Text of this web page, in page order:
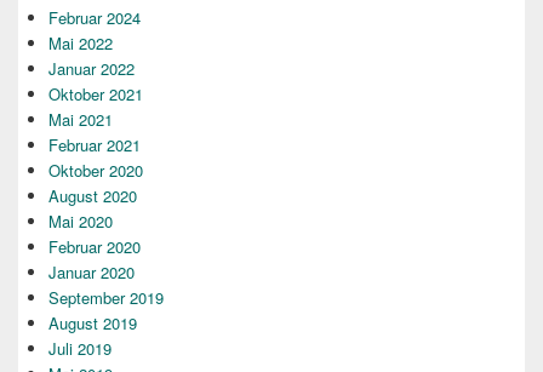
Februar 2024
Mai 2022
Januar 2022
Oktober 2021
Mai 2021
Februar 2021
Oktober 2020
August 2020
Mai 2020
Februar 2020
Januar 2020
September 2019
August 2019
Juli 2019